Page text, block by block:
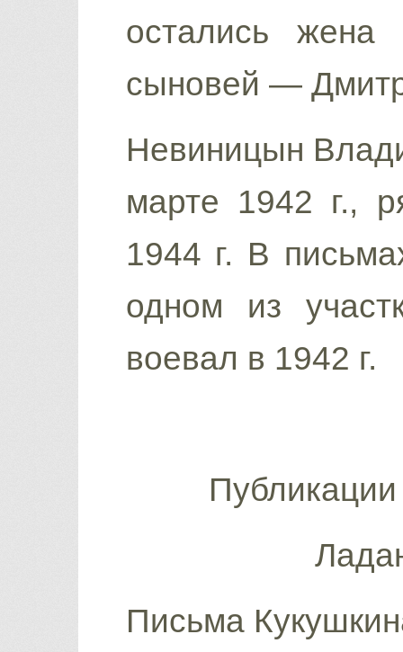
остались жена
сыновей —
Невиницын
марте 1942 г.,
1944 г. В
одном из
воевал в 1942 г.
Письма